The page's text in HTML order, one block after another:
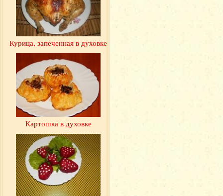
Курица, запеченная в духовке
Картошка в духовке